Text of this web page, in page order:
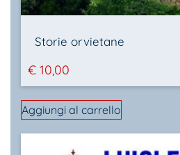
Storie orvietane
€ 10,00
Aggiungi al carrello